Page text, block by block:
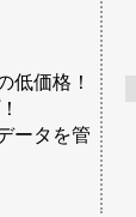
低価格！
ータを管